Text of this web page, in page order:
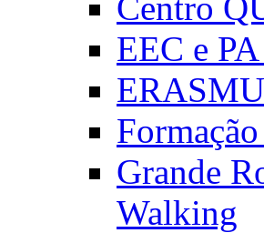
EEC e
Grande
Walking